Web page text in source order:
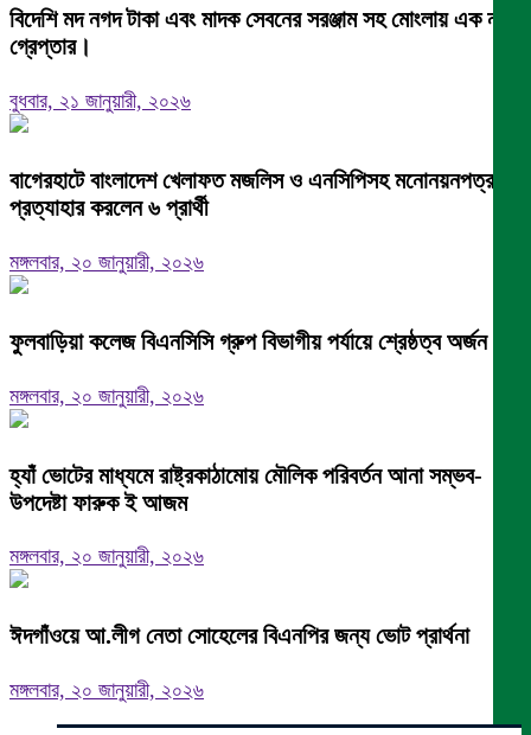
বিদেশি মদ নগদ টাকা এবং মাদক সেবনের সরঞ্জাম সহ মোংলায় এক নারী
গ্রেপ্তার।
বুধবার, ২১ জানুয়ারী, ২০২৬
বাগেরহাটে বাংলাদেশ খেলাফত মজলিস ও এনসিপিসহ মনোনয়নপত্র
প্রত্যাহার করলেন ৬ প্রার্থী
মঙ্গলবার, ২০ জানুয়ারী, ২০২৬
ফুলবাড়িয়া কলেজ বিএনসিসি গ্রুপ বিভাগীয় পর্যায়ে শ্রেষ্ঠত্ব অর্জন।
মঙ্গলবার, ২০ জানুয়ারী, ২০২৬
হ্যাঁ ভোটের মাধ্যমে রাষ্ট্রকাঠামোয় মৌলিক পরিবর্তন আনা সম্ভব-
উপদেষ্টা ফারুক ই আজম
মঙ্গলবার, ২০ জানুয়ারী, ২০২৬
ঈদগাঁওয়ে আ.লীগ নেতা সোহেলের বিএনপির জন্য ভোট প্রার্থনা
মঙ্গলবার, ২০ জানুয়ারী, ২০২৬